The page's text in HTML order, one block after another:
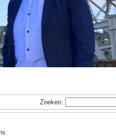
Zoeken: